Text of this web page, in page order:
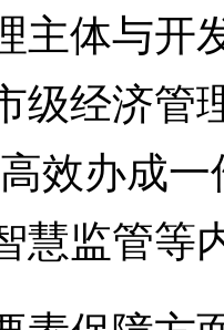
主体与开
级经济管
效办成
慧监管等